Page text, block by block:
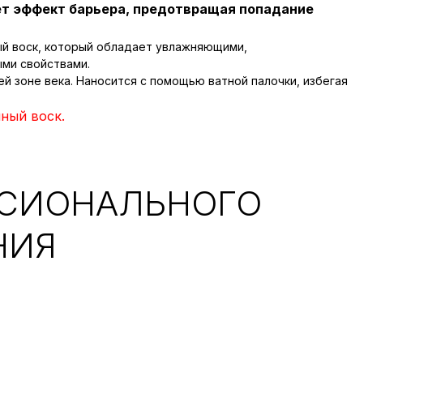
эффект барьера, предотвращая попадание
воск, который обладает увлажняющими,
свойствами.
зоне века. Наносится с помощью ватной палочки, избегая
воск.